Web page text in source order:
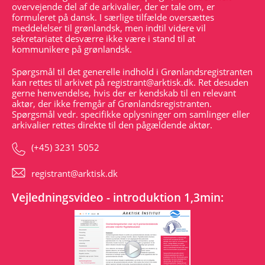
overvejende del af de arkivalier, der er tale om, er
formuleret på dansk. I særlige tilfælde oversættes
meddelelser til grønlandsk, men indtil videre vil
sekretariatet desværre ikke være i stand til at
kommunikere på grønlandsk.
Spørgsmål til det generelle indhold i Grønlandsregistranten
kan rettes til arkivet på registrant@arktisk.dk. Ret desuden
gerne henvendelse, hvis der er kendskab til en relevant
aktør, der ikke fremgår af Grønlandsregistranten.
Spørgsmål vedr. specifikke oplysninger om samlinger eller
arkivalier rettes direkte til den pågældende aktør.
(+45) 3231 5052
registrant@arktisk.dk
Vejledningsvideo - introduktion 1,3min: